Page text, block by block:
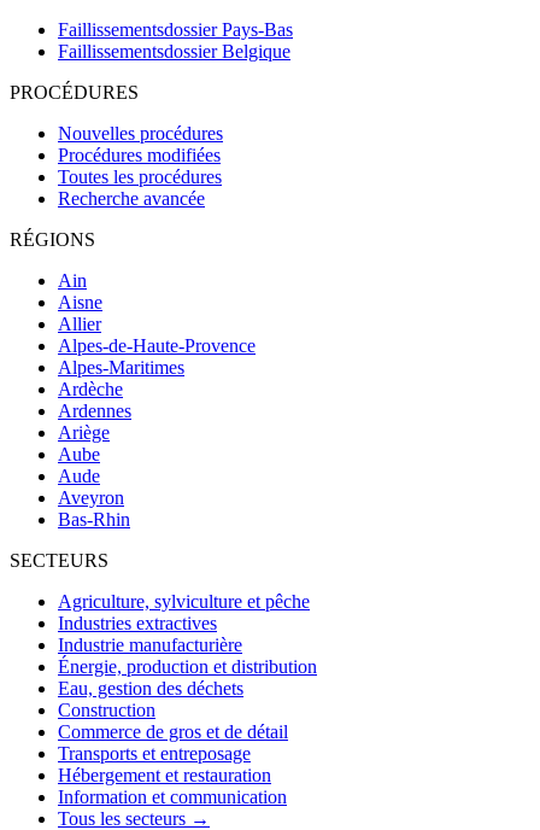
Faillissementsdossier Pays-Bas
Faillissementsdossier Belgique
PROCÉDURES
Nouvelles procédures
Procédures modifiées
Toutes les procédures
Recherche avancée
RÉGIONS
Ain
Aisne
Allier
Alpes-de-Haute-Provence
Alpes-Maritimes
Ardèche
Ardennes
Ariège
Aube
Aude
Aveyron
Bas-Rhin
SECTEURS
Agriculture, sylviculture et pêche
Industries extractives
Industrie manufacturière
Énergie, production et distribution
Eau, gestion des déchets
Construction
Commerce de gros et de détail
Transports et entreposage
Hébergement et restauration
Information et communication
Tous les secteurs →